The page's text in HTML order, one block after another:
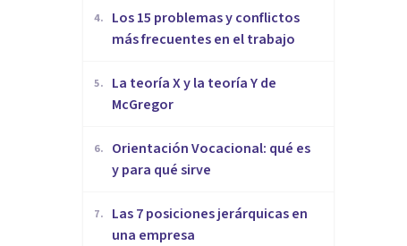
4.
​Los 15 problemas y conflictos
más frecuentes en el trabajo
5.
La teoría X y la teoría Y de
McGregor
6.
Orientación Vocacional: qué es
y para qué sirve
7.
Las 7 posiciones jerárquicas en
una empresa